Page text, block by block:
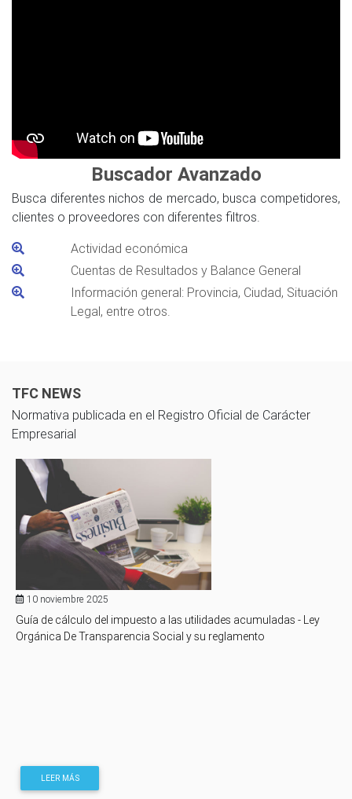
Buscador Avanzado
Busca diferentes nichos de mercado, busca competidores,
clientes o proveedores con diferentes filtros.
Actividad económica
Cuentas de Resultados y Balance General
Información general: Provincia, Ciudad, Situación
Legal, entre otros.
TFC NEWS
Normativa publicada en el Registro Oficial de Carácter
Empresarial
10 noviembre 2025
Guía de cálculo del impuesto a las utilidades acumuladas - Ley
Orgánica De Transparencia Social y su reglamento
LEER MÁS